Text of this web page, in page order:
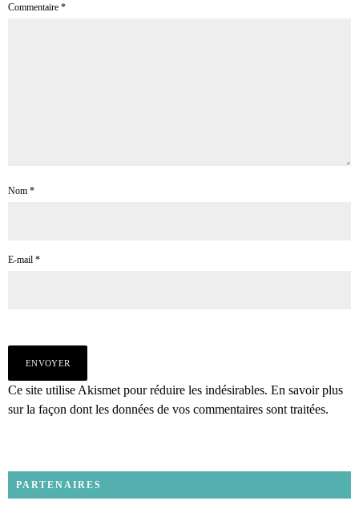
Commentaire *
Nom *
E-mail *
Ce site utilise Akismet pour réduire les indésirables. En savoir plus
sur la façon dont les données de vos commentaires sont traitées.
PARTENAIRES